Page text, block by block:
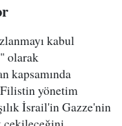
kabul
olarak
kapsamında
Filistin yönetim
İsrail'in Gazze'nin